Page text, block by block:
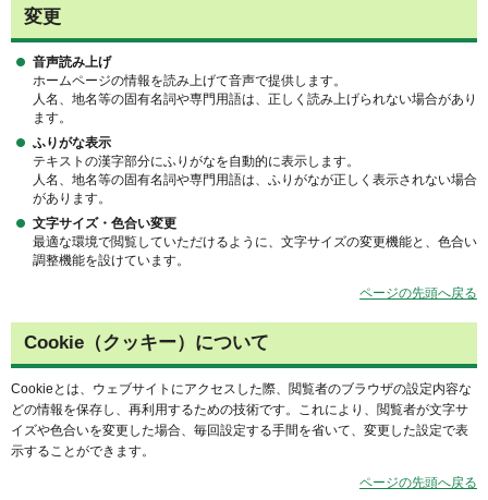
変更
音声読み上げ
ホームページの情報を読み上げて音声で提供します。
人名、地名等の固有名詞や専門用語は、正しく読み上げられない場合があり
ます。
ふりがな表示
テキストの漢字部分にふりがなを自動的に表示します。
人名、地名等の固有名詞や専門用語は、ふりがなが正しく表示されない場合
があります。
文字サイズ・色合い変更
最適な環境で閲覧していただけるように、文字サイズの変更機能と、色合い
調整機能を設けています。
ページの先頭へ戻る
Cookie（クッキー）について
Cookieとは、ウェブサイトにアクセスした際、閲覧者のブラウザの設定内容な
どの情報を保存し、再利用するための技術です。これにより、閲覧者が文字サ
イズや色合いを変更した場合、毎回設定する手間を省いて、変更した設定で表
示することができます。
ページの先頭へ戻る